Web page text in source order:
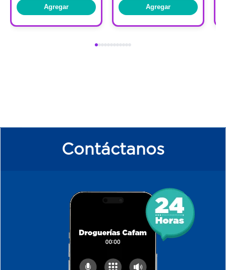
Agregar Agregar
Contáctanos